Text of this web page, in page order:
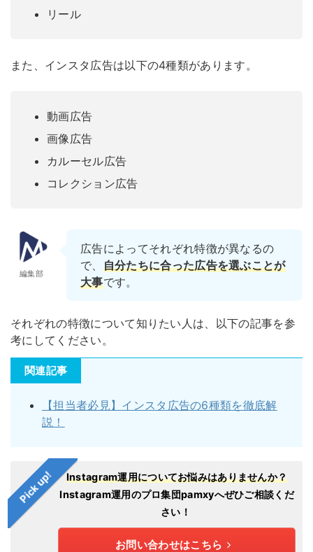
リール
また、インスタ広告は以下の4種類があります。
動画広告
画像広告
カルーセル広告
コレクション広告
編集部
広告によってそれぞれ特徴が異なるの
で、 自分たちに合った広告を選ぶことが
大事です。
それぞれの特徴について知りたい人は、以下の記事を参
考にしてください。
関連記事
【担当者必見】インスタ広告の6種類を徹底解
説！
Pick up!
Instagram運用についてお悩みはありませんか？
Instagram運用のプロ集団pamxyへぜひご相談くだ
さい！
お問い合わせはこちら